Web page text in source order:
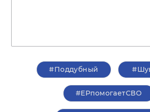
#Поддубный
#ЕРпомогаетСВО